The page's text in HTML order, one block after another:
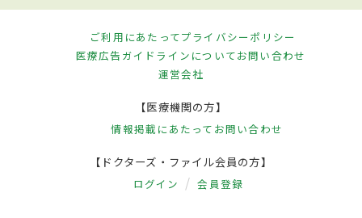
ご利用にあたってプライバシーポリシー
医療広告ガイドラインについてお問い合わせ
運営会社
【医療機関の方】
情報掲載にあたって お問い合わせ
【ドクターズ・ファイル会員の方】
ログイン 会員登録